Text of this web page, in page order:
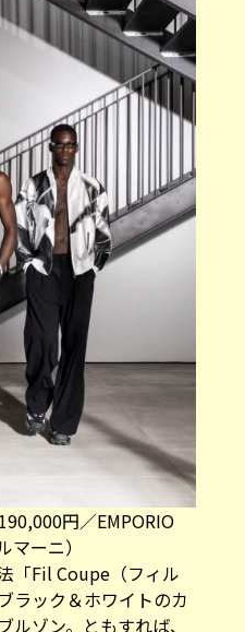
円／EMPORIO
ーニ）
「Fil Coupe（フィル
ラック＆ホワイトのカ
ルゾン。ともすれば、